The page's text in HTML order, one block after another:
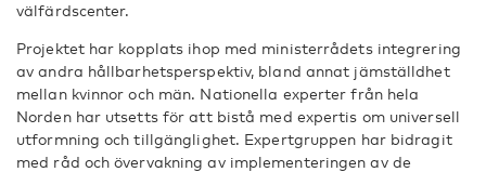
välfärdscenter.
Projektet har kopplats ihop med ministerrådets integrering
av andra hållbarhetsperspektiv, bland annat jämställdhet
mellan kvinnor och män. Nationella experter från hela
Norden har utsetts för att bistå med expertis om universell
utformning och tillgänglighet. Expertgruppen har bidragit
med råd och övervakning av implementeringen av de